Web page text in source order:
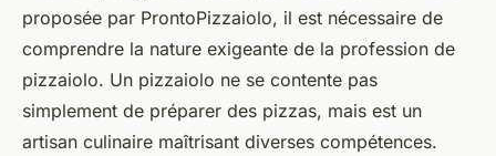
proposée par ProntoPizzaiolo, il est nécessaire de
comprendre la nature exigeante de la profession de
pizzaiolo. Un pizzaiolo ne se contente pas
simplement de préparer des pizzas, mais est un
artisan culinaire maîtrisant diverses compétences.